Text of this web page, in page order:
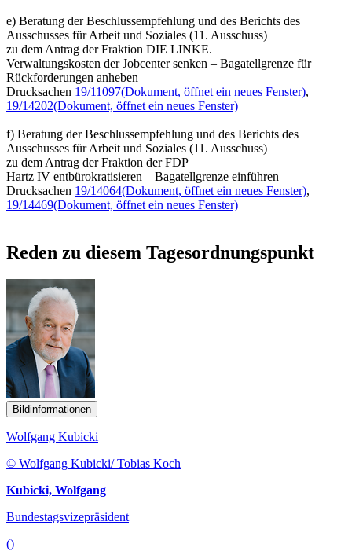
e) Beratung der Beschlussempfehlung und des Berichts des
Ausschusses für Arbeit und Soziales (11. Ausschuss)
zu dem Antrag der Fraktion DIE LINKE.
Verwaltungskosten der Jobcenter senken – Bagatellgrenze für
Rückforderungen anheben
Drucksachen 19/11097(Dokument, öffnet ein neues Fenster),
19/14202(Dokument, öffnet ein neues Fenster)
f) Beratung der Beschlussempfehlung und des Berichts des
Ausschusses für Arbeit und Soziales (11. Ausschuss)
zu dem Antrag der Fraktion der FDP
Hartz IV entbürokratisieren – Bagatellgrenze einführen
Drucksachen 19/14064(Dokument, öffnet ein neues Fenster),
19/14469(Dokument, öffnet ein neues Fenster)
Reden zu diesem Tagesordnungspunkt
Bildinformationen
Wolfgang Kubicki
© Wolfgang Kubicki/ Tobias Koch
Kubicki, Wolfgang
Bundestagsvizepräsident
()